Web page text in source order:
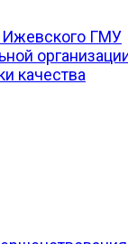
ГМУ
качества